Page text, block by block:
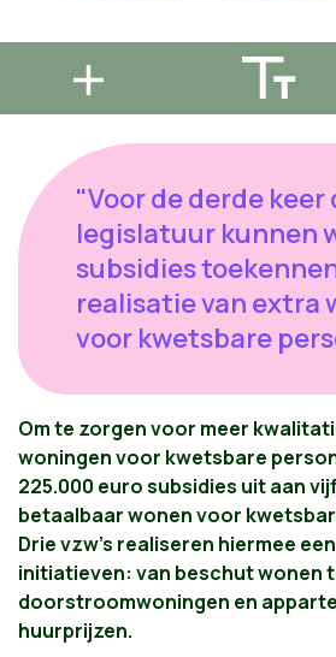
"Voor de derde keer
legislatuur kunnen
subsidies
realisatie van extra
voor kwetsbare
Om te zorgen voor meer
woningen voor kwetsbare
225.000 euro subsidies uit aan
betaalbaar wonen voor
Drie vzw’s realiseren hiermee
initiatieven: van beschut wonen
doorstroomwoningen en
huurprijzen.